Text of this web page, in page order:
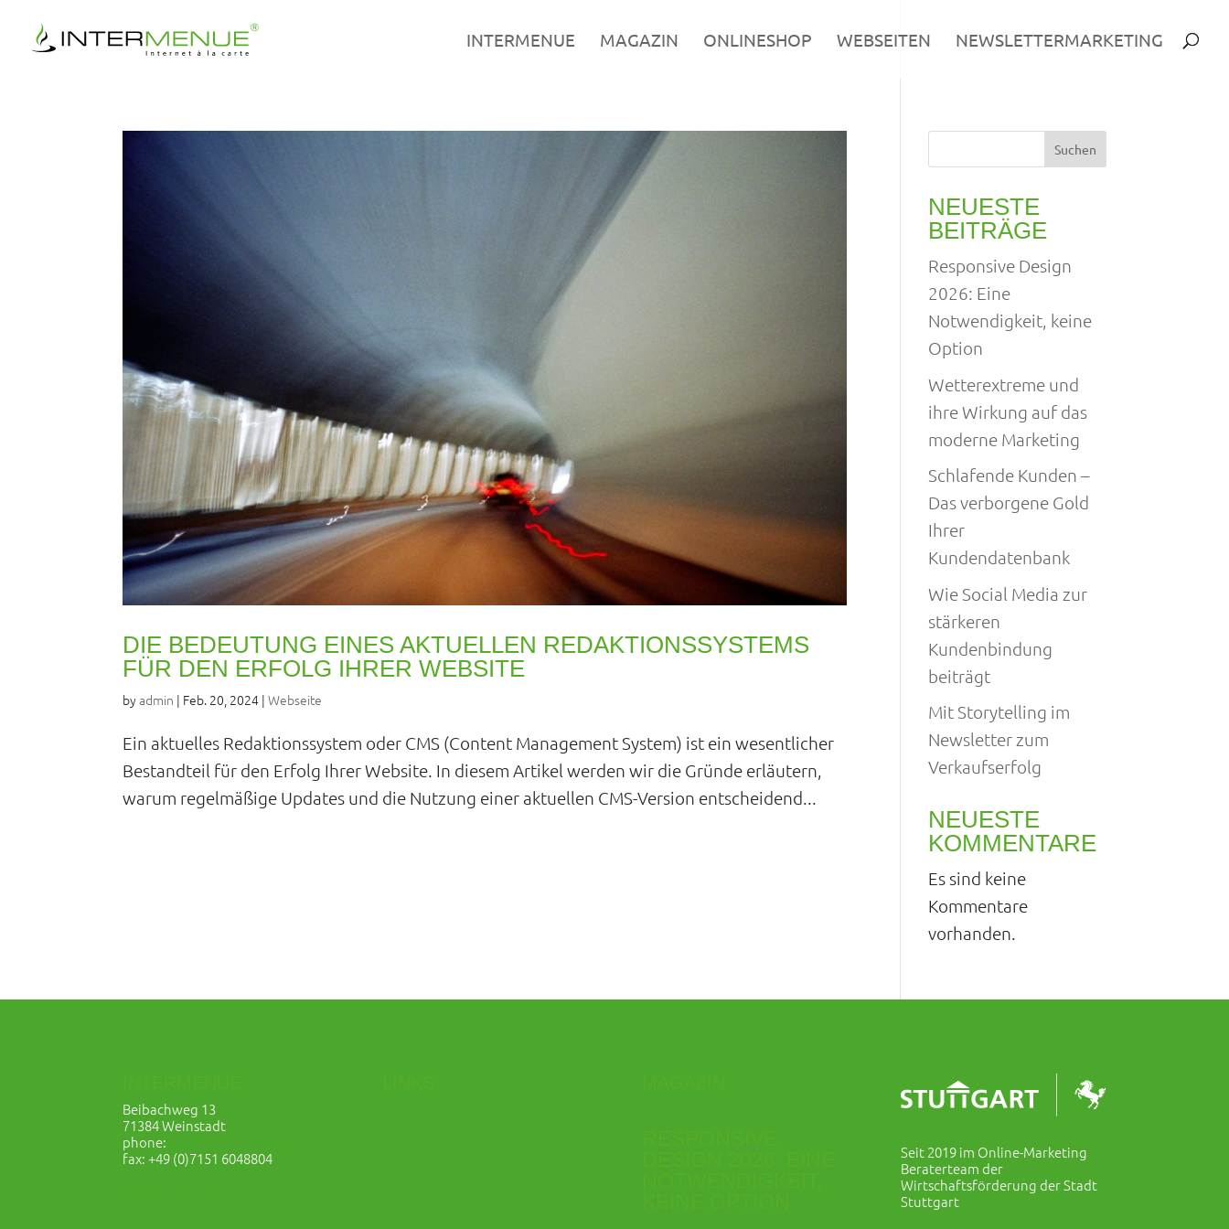
INTERMENUE MAGAZIN ONLINESHOP WEBSEITEN NEWSLETTERMARKETING
DIE BEDEUTUNG EINES AKTUELLEN REDAKTIONSSYSTEMS
FÜR DEN ERFOLG IHRER WEBSITE
byadmin | Feb. 20, 2024 |Webseite
Ein aktuelles Redaktionssystem oder CMS (Content Management System) ist ein wesentlicher
Bestandteil für den Erfolg Ihrer Website. In diesem Artikel werden wir die Gründe erläutern,
warum regelmäßige Updates und die Nutzung einer aktuellen CMS-Version entscheidend...
Suchen
NEUESTE
BEITRÄGE
Responsive Design
2026: Eine
Notwendigkeit, keine
Option
Wetterextreme und
ihre Wirkung auf das
moderne Marketing
Schlafende Kunden –
Das verborgene Gold
Ihrer
Kundendatenbank
Wie Social Media zur
stärkeren
Kundenbindung
beiträgt
Mit Storytelling im
Newsletter zum
Verkaufserfolg
NEUESTE
KOMMENTARE
Es sind keine
Kommentare
vorhanden.
Beibachweg 13
71384 Weinstadt
phone:
fax: +49 (0)7151 6048804
Seit 2019 im Online-Marketing
Beraterteam der
Wirtschaftsförderung der Stadt
Stuttgart